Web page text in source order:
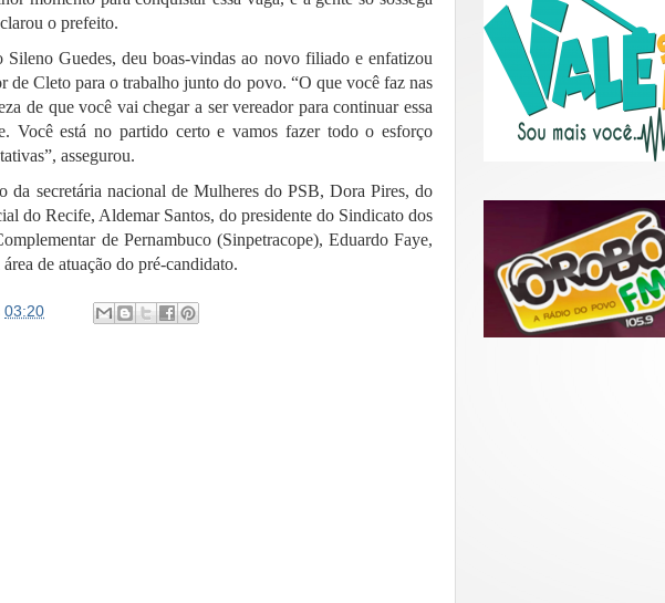
o prefeito.
Sileno Guedes, deu boas-vindas ao novo filiado e enfatizou
de Cleto para o trabalho junto do povo. “O que você faz nas
de que você vai chegar a ser vereador para continuar essa
Você está no partido certo e vamos fazer todo o esforço
assegurou.
da secretária nacional de Mulheres do PSB, Dora Pires, do
do Recife, Aldemar Santos, do presidente do Sindicato dos
de Pernambuco (Sinpetracope), Eduardo Faye,
de atuação do pré-candidato.
03:20